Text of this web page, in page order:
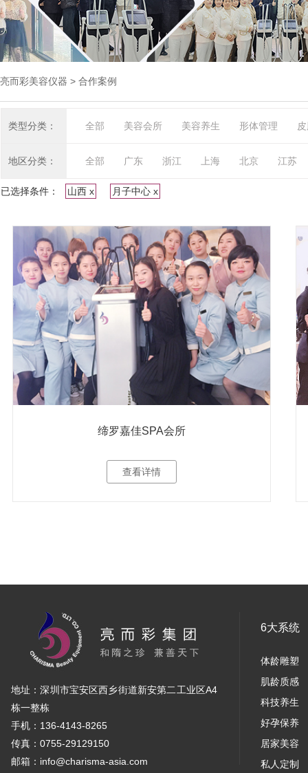
亮而彩美容仪器 > 合作案例
类型分类： 全部 美容会所 美容养生 形体管理
地区分类： 全部 广东 浙江 上海 北京 江苏
已选择条件： 山西 x 月子中心 x
缔罗嘉佳SPA会所
查看详情
地址：深圳市宝安区西乡街道新安第二工业区A4
栋一整栋
手机：136-4143-8265
传真：0755-29129150
邮箱：info@charisma-asia.com
6大系统
体龄雕塑
肌龄质感
科技养生
好孕保养
居家美容
私人定制